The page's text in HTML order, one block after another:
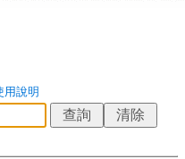
用說明